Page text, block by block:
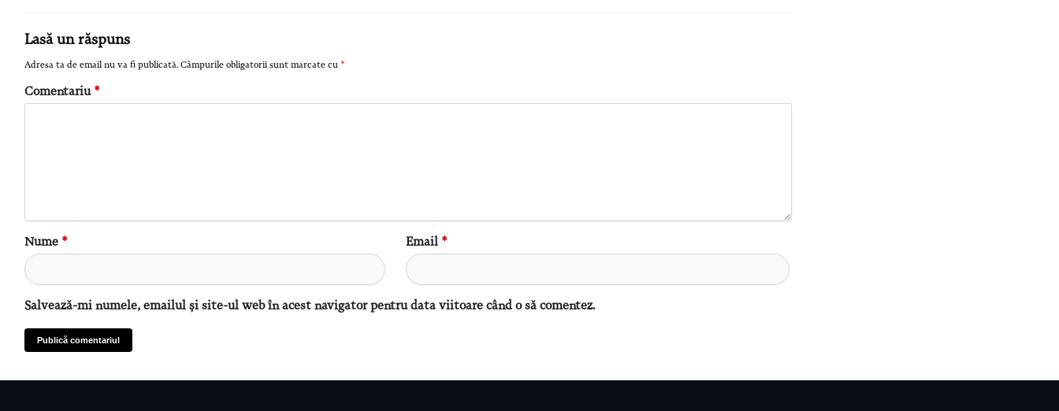
Lasă un răspuns
Adresa ta de email nu va fi publicată. Câmpurile obligatorii sunt marcate cu *
Comentariu *
Nume * Email *
Salvează-mi numele, emailul și site-ul web în acest navigator pentru data viitoare când o să comentez.